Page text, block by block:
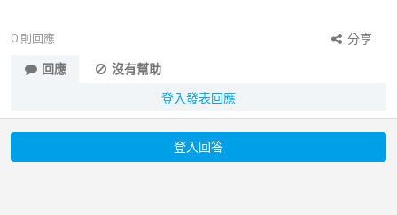
0 則回應
分享
回應
沒有幫助
登入發表回應
登入回答